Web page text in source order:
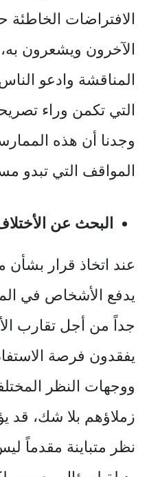
الافتراضات الخاطئة
الآخرون ويشعرون
المناقشة وادعو
التي تكمن وراء
وجدنا أن هذه
المواقف التي تبدو
البحث عن
عند اتخاذ قرار بشأن
يدفع الأشخاص في
جداً من أجل تقارب
يفقدون فرصة
ووجهات النظر
زملاؤهم بلا شك، قد
نظر متباينة مقدماً